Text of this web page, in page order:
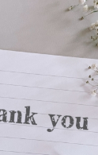
える、今就活
研究はイ